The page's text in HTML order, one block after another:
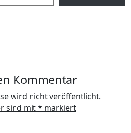
Kommentar
wird nicht veröffentlicht.
sind mit* markiert